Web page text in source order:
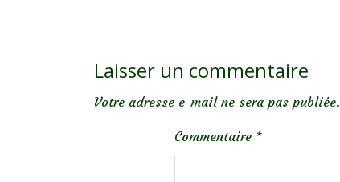
Laisser un commentaire
Votre adresse e-mail ne sera pas publiée.
Commentaire *